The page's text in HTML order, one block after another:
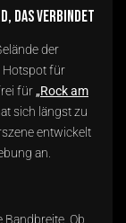
das verbindet
der
Hotspot für
für„Rock am
sich längst zu
entwickelt
an.
Ob